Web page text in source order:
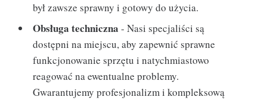
był zawsze sprawny i gotowy do użycia.
Obsługa techniczna - Nasi specjaliści są
dostępni na miejscu, aby zapewnić sprawne
funkcjonowanie sprzętu i natychmiastowo
reagować na ewentualne problemy.
Gwarantujemy profesjonalizm i kompleksową